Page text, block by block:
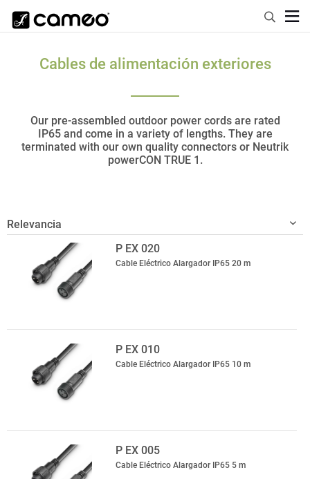
Cables de alimentación exteriores
Our pre-assembled outdoor power cords are rated
IP65 and come in a variety of lengths. They are
terminated with our own quality connectors or Neutrik
powerCON TRUE 1.
P EX 020
Cable Eléctrico Alargador IP65 20 m
P EX 010
Cable Eléctrico Alargador IP65 10 m
P EX 005
Cable Eléctrico Alargador IP65 5 m